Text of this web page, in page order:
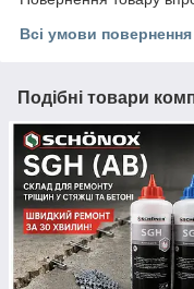
Всі умови повернення
Подібні товари